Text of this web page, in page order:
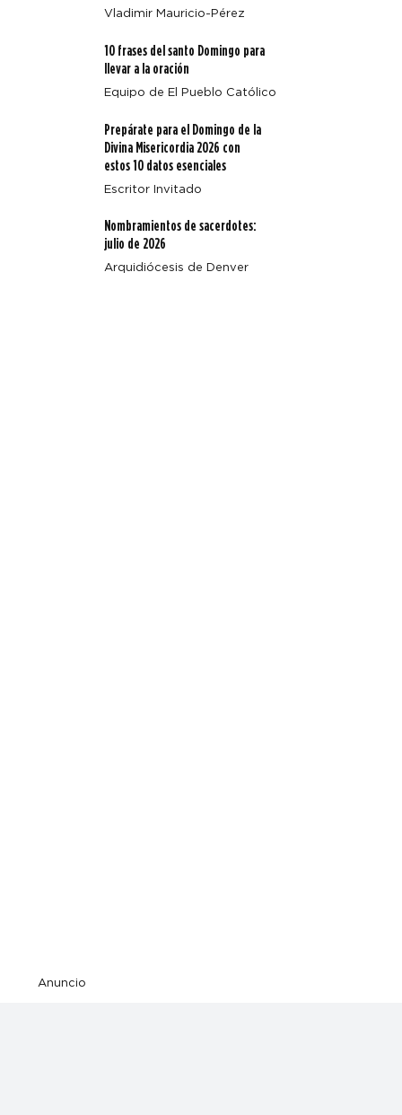
Cuatro enseñanzas clave de Magnifica Humanitas
Vladimir Mauricio-Pérez
10 frases del santo Domingo para
llevar a la oración
Equipo de El Pueblo Católico
Prepárate para el Domingo de la
Divina Misericordia 2026 con
estos 10 datos esenciales
Escritor Invitado
Nombramientos de sacerdotes:
julio de 2026
Arquidiócesis de Denver
Anuncio